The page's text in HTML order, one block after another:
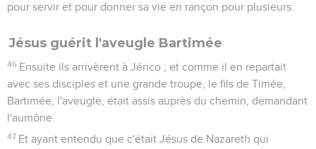
pour servir et pour donner sa vie en rançon pour plusieurs.
Jésus guérit l'aveugle Bartimée
46 Ensuite ils arrivèrent à Jérico ; et comme il en repartait
avec ses disciples et une grande troupe, le fils de Timée,
Bartimée, l'aveugle, était assis auprès du chemin, demandant
l'aumône.
47 Et ayant entendu que c'était Jésus de Nazareth qui